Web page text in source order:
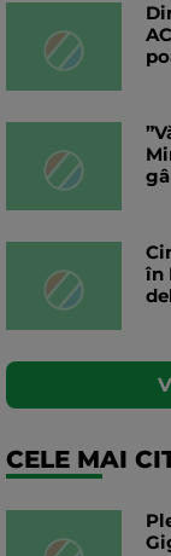
în
CELE MAI